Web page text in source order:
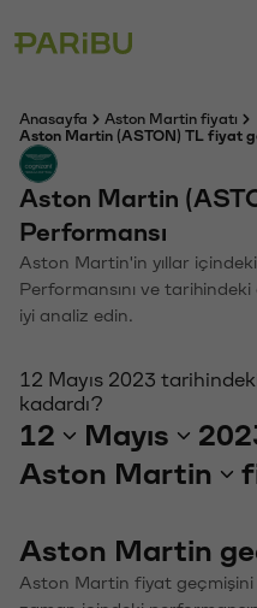
Anasayfa
Aston Martin fiyatı
Aston Martin (ASTON) TL fiyat
Aston Martin
Performansı
Aston Martin'in yıllar
Performansını ve
iyi analiz edin.
12 Mayıs 2023
kadardı?
12 Mayıs
Aston Martin
Aston Martin
Aston Martin fiyat geçmişini